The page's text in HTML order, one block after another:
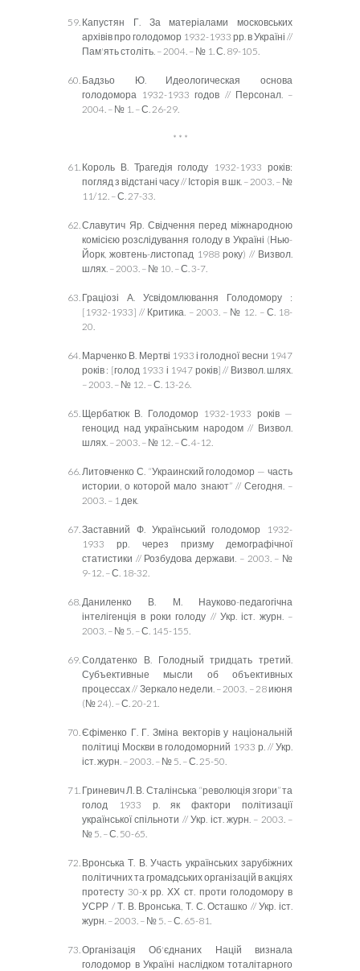
Капустян Г. За матеріалами московських
архівів про голодомор 1932-1933 рр. в Україні //
Пам'ять століть. – 2004. – № 1. С. 89-105.
Бадзьо Ю. Идеологическая основа
голодомора 1932-1933 годов // Персонал. –
2004. – № 1. – С. 26-29.
* * *
Король В. Трагедія голоду 1932-1933 років:
погляд з відстані часу // Історія в шк. – 2003. – №
11/12. – С. 27-33.
Славутич Яр. Свідчення перед міжнародною
комісією розслідування голоду в Україні (Нью-
Йорк, жовтень-листопад 1988 року) // Визвол.
шлях. – 2003. – № 10. – С. 3-7.
Граціозі А. Усвідомлювання Голодомору :
[1932-1933] // Критика. – 2003. – № 12. – С. 18-
20.
Марченко В. Мертві 1933 і голодної весни 1947
років : [голод 1933 і 1947 років] // Визвол. шлях.
– 2003. – № 12. – С. 13-26.
Щербатюк В. Голодомор 1932-1933 років —
геноцид над українським народом // Визвол.
шлях. – 2003. – № 12. – С. 4-12.
Литовченко С. “Украинский голодомор — часть
истории, о которой мало знают” // Сегодня. –
2003. – 1 дек.
Заставний Ф. Український голодомор 1932-
1933 рр. через призму демографічної
статистики // Розбудова держави. – 2003. – №
9-12. – С. 18-32.
Даниленко В. М. Науково-педагогічна
інтелігенція в роки голоду // Укр. іст. журн. –
2003. – № 5. – С. 145-155.
Солдатенко В. Голодный тридцать третий.
Субъективные мысли об объективных
процессах // Зеркало недели. – 2003. – 28 июня
(№ 24). – С. 20-21.
Єфіменко Г. Г. Зміна векторів у національній
політиці Москви в голодоморний 1933 р. // Укр.
іст. журн. – 2003. – № 5. – С. 25-50.
Гриневич Л. В. Сталінська “революція згори” та
голод 1933 р. як фактори політизації
української спільноти // Укр. іст. журн. – 2003. –
№ 5. – С. 50-65.
Вронська Т. В. Участь українських зарубіжних
політичних та громадських організацій в акціях
протесту 30-х рр. ХХ ст. проти голодомору в
УСРР / Т. В. Вронська, Т. С. Осташко // Укр. іст.
журн. – 2003. – № 5. – С. 65-81.
Організація Об'єднаних Націй визнала
голодомор в Україні наслідком тоталітарного